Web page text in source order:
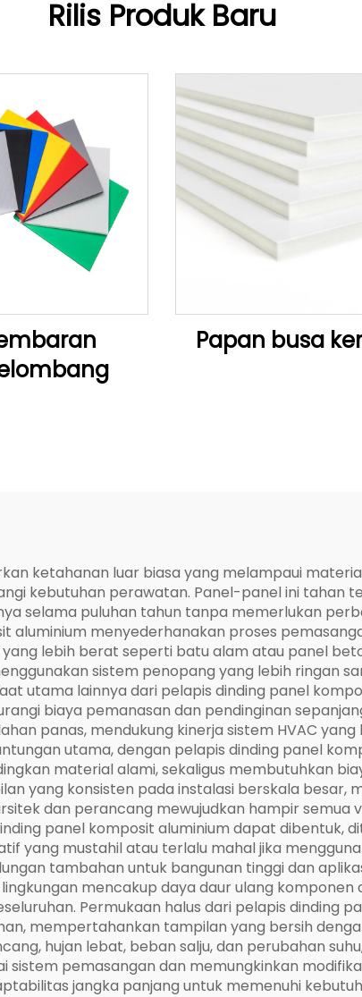
Rilis Produk Baru
Papan busa
ketahanan luar biasa yang melampaui
kebutuhan perawatan. Panel-panel ini tahan
selama puluhan tahun tanpa memerlukan
aluminium menyederhanakan proses
lebih berat seperti batu alam atau panel
sistem penopang yang lebih ringan
utama lainnya dari pelapis dinding panel
biaya pemanasan dan pendinginan
panas, mendukung kinerja sistem HVAC
utama, dengan pelapis dinding panel
material alami, sekaligus membutuhkan
yang konsisten pada instalasi berskala besar,
dan perancang mewujudkan hampir semua
panel komposit aluminium dapat dibentuk,
yang mustahil atau terlalu mahal jika
tambahan untuk bangunan tinggi dan
mencakup daya daur ulang komponen
Permukaan halus dari pelapis dinding
mempertahankan tampilan yang bersih
hujan lebat, beban salju, dan perubahan
sistem pemasangan dan memungkinkan
jangka panjang untuk memenuhi